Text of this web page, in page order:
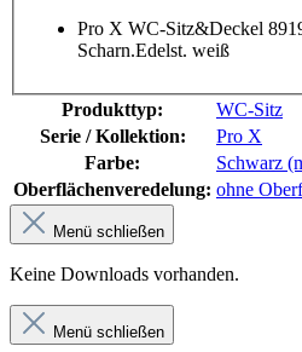
Pro X WC-Sitz&Deckel
Scharn.Edelst. weiß
Produkttyp:
WC-Sitz
Serie / Kollektion:
Pro X
Farbe:
Schwarz
Oberflächenveredelung: ohne
Menü schließen
Keine Downloads vorhanden.
Menü schließen